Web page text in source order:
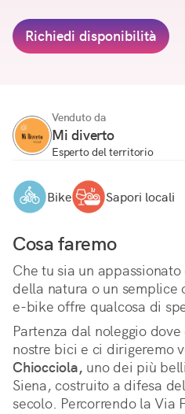
Venduto da
Mi diverto
Esperto del territorio
Bike Sapori locali
Cosa faremo
Che tu sia un
della natura o un semplice
e-bike offre qualcosa di
Partenza dal noleggio
nostre bici e ci dirigeremo
Chiocciola, uno dei più
Siena, costruito a difesa
secolo. Percorrendo la Via
Richiedi disponibilità